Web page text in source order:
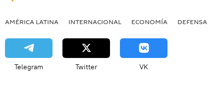
AMÉRICA LATINA INTERNACIONAL ECONOMÍA DEFENSA
Telegram Twitter VK